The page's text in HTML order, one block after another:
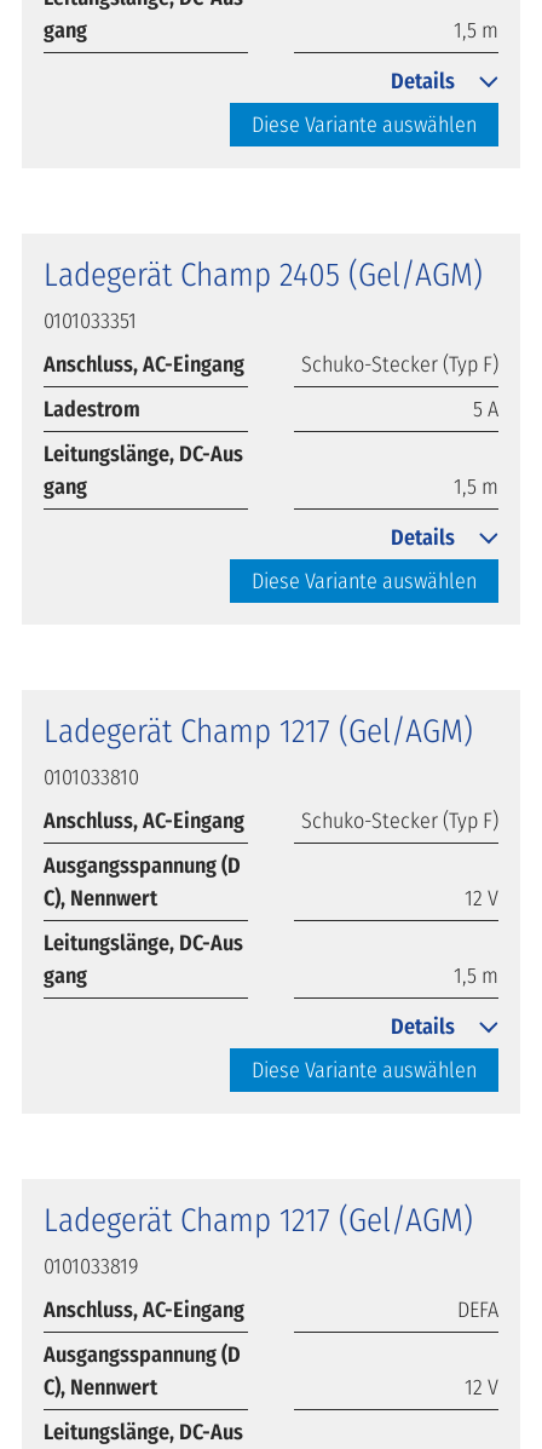
gang
1,5 m
Diese Variante auswählen
Details
Ladegerät Champ 2405 (Gel/AGM)
0101033351
Anschluss, AC-Eingang
Schuko-Stecker (Typ F)
Ladestrom
5 A
Leitungslänge, DC-Aus
gang
1,5 m
Diese Variante auswählen
Details
Ladegerät Champ 1217 (Gel/AGM)
0101033810
Anschluss, AC-Eingang
Schuko-Stecker (Typ F)
Ausgangsspannung (D
C), Nennwert
12 V
Leitungslänge, DC-Aus
gang
1,5 m
Diese Variante auswählen
Details
Ladegerät Champ 1217 (Gel/AGM)
0101033819
Anschluss, AC-Eingang
DEFA
Ausgangsspannung (D
C), Nennwert
12 V
Leitungslänge, DC-Aus